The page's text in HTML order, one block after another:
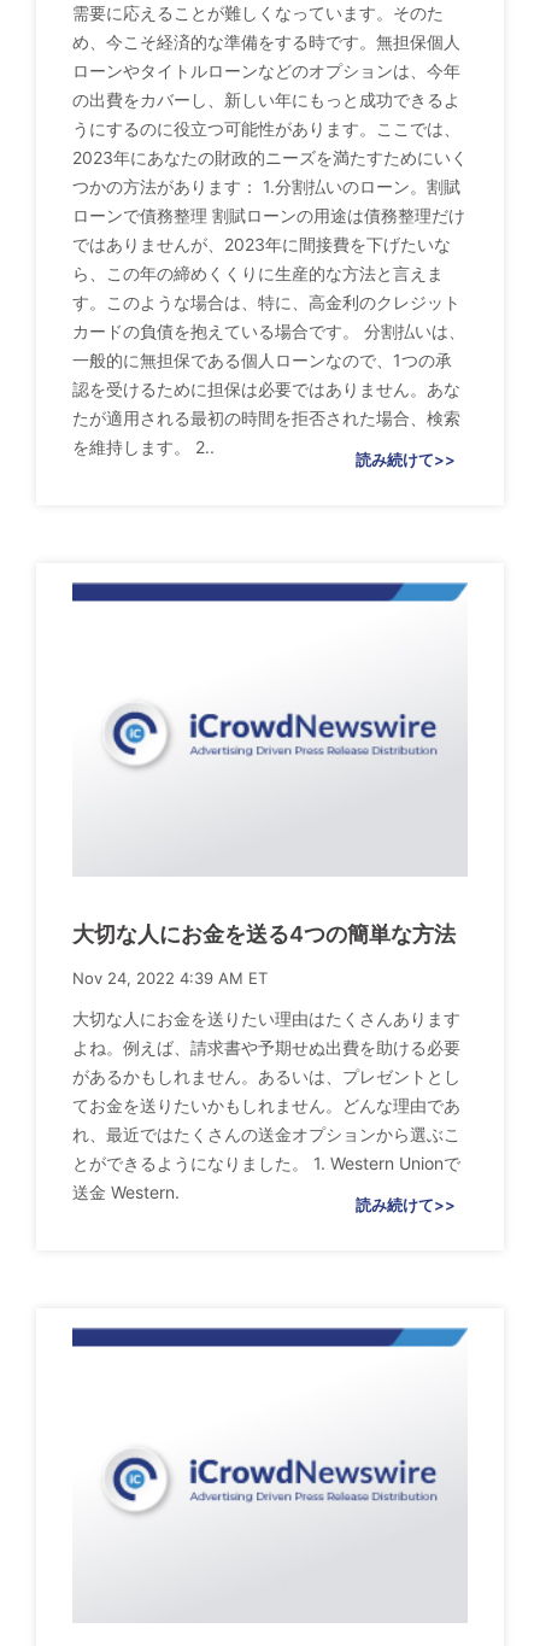
需要に応えることが難しくなっています。そのた
め、今こそ経済的な準備をする時です。無担保個人
ローンやタイトルローンなどのオプションは、今年
の出費をカバーし、新しい年にもっと成功できるよ
うにするのに役立つ可能性があります。ここでは、
2023年にあなたの財政的ニーズを満たすためにいく
つかの方法があります： 1.分割払いのローン。割賦
ローンで債務整理 割賦ローンの用途は債務整理だけ
ではありませんが、2023年に間接費を下げたいな
ら、この年の締めくくりに生産的な方法と言えま
す。このような場合は、特に、高金利のクレジット
カードの負債を抱えている場合です。 分割払いは、
一般的に無担保である個人ローンなので、1つの承
認を受けるために担保は必要ではありません。あな
たが適用される最初の時間を拒否された場合、検索
を維持します。 2..
読み続けて>>
大切な人にお金を送る4つの簡単な方法
Nov 24, 2022 4:39 AM ET
大切な人にお金を送りたい理由はたくさんあります
よね。例えば、請求書や予期せぬ出費を助ける必要
があるかもしれません。あるいは、プレゼントとし
てお金を送りたいかもしれません。どんな理由であ
れ、最近ではたくさんの送金オプションから選ぶこ
とができるようになりました。 1. Western Unionで
送金 Western.
読み続けて>>